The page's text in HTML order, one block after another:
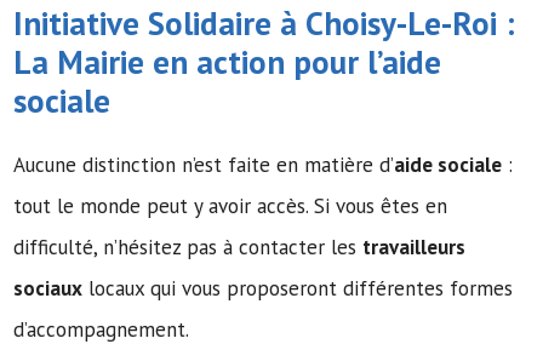
Initiative Solidaire à Choisy-Le-Roi :
La Mairie en action pour l’aide
sociale
Aucune distinction n’est faite en matière d’aide sociale :
tout le monde peut y avoir accès. Si vous êtes en
difficulté, n’hésitez pas à contacter les travailleurs
sociaux locaux qui vous proposeront différentes formes
d’accompagnement.